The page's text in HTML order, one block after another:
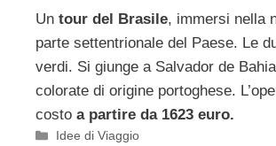
Un tour del Brasile, immersi nella
parte settentrionale del Paese. Le
verdi. Si giunge a Salvador de
colorate di origine portoghese.
costo a partire da 1623 euro.
Categorie
Idee di Viaggio